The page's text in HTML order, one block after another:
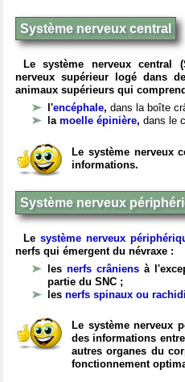
Système nerveux central
Le système nerveux central
nerveux supérieur logé dans
animaux supérieurs qui
l'encéphale, dans la boîte
la moelle épinière, dans le
Le système nerveux
informations.
Système nerveux
Le système nerveux
nerfs qui émergent du névraxe :
les nerfs crâniens à
partie du SNC ;
les nerfs spinaux ou
Le système nerveux
des informations
autres organes du
fonctionnement